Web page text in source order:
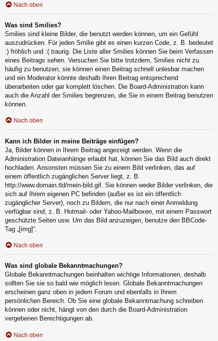
Nach oben
Was sind Smilies?
Smilies sind kleine Bilder, die benutzt werden können, um ein Gefühl
auszudrücken. Für jeden Smilie gibt es einen kurzen Code, z. B. bedeutet
:) fröhlich und :( traurig. Die Liste aller Smilies können Sie beim Verfassen
eines Beitrags sehen. Versuchen Sie bitte trotzdem, Smilies nicht zu
häufig zu benutzen, sie können einen Beitrag schnell unlesbar machen
und ein Moderator könnte deshalb Ihren Beitrag entsprechend
überarbeiten oder gar komplett löschen. Die Board-Administration kann
auch die Anzahl der Smilies begrenzen, die Sie in einem Beitrag benutzen
können.
Nach oben
Kann ich Bilder in meine Beiträge einfügen?
Ja, Bilder können in Ihrem Beitrag angezeigt werden. Wenn die
Administration Dateianhänge erlaubt hat, können Sie das Bild auch direkt
hochladen. Ansonsten müssen Sie zu einem Bild verlinken, das auf
einem öffentlich zugänglichen Server liegt, z. B.
http://www.domain.tld/mein-bild.gif. Sie können weder Bilder verlinken, die
sich auf Ihrem eigenen PC befinden (außer es ist ein öffentlich
zugänglicher Server), noch zu Bildern, die nur nach einer Anmeldung
verfügbar sind, z. B. Hotmail- oder Yahoo-Mailboxen, mit einem Passwort
geschützte Seiten usw. Um das Bild anzuzeigen, benutze den BBCode-
Tag „[img]“.
Nach oben
Was sind globale Bekanntmachungen?
Globale Bekanntmachungen beinhalten wichtige Informationen, deshalb
sollten Sie sie so bald wie möglich lesen. Globale Bekanntmachungen
erscheinen ganz oben in jedem Forum und ebenfalls in Ihrem
persönlichen Bereich. Ob Sie eine globale Bekanntmachung schreiben
können oder nicht, hängt von den durch die Board-Administration
vergebenen Berechtigungen ab.
Nach oben